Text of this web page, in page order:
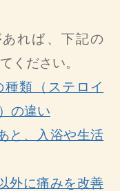
れば、下記の
ください。
類（ステロイ
の違い
と、入浴や生活
外に痛みを改善